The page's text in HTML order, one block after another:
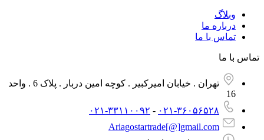
ما
با ما
تهران . خیابان امیرکبیر . کوچه امین دربار . پلاک 6 . واحد
۰۲۱-۳۶۰۵۶۵۲۸-۰۲۱-۳۳۱۱۰۰۹۲
Ariagostartrade[@]gmail.com​